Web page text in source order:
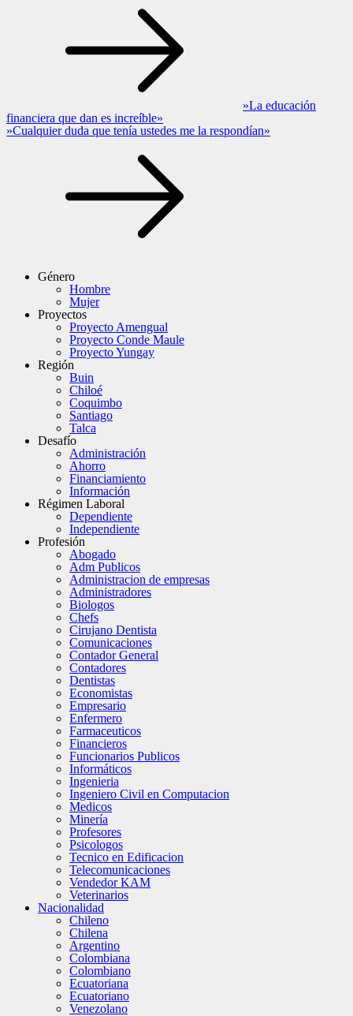
»La educación
financiera que dan es increíble»
»Cualquier duda que tenía ustedes me la respondían»
Género
Hombre
Mujer
Proyectos
Proyecto Amengual
Proyecto Conde Maule
Proyecto Yungay
Región
Buin
Chiloé
Coquimbo
Santiago
Talca
Desafío
Administración
Ahorro
Financiamiento
Información
Régimen Laboral
Dependiente
Independiente
Profesión
Abogado
Adm Publicos
Administracion de empresas
Administradores
Biologos
Chefs
Cirujano Dentista
Comunicaciones
Contador General
Contadores
Dentistas
Economistas
Empresario
Enfermero
Farmaceuticos
Financieros
Funcionarios Publicos
Informáticos
Ingenieria
Ingeniero Civil en Computacion
Medicos
Minería
Profesores
Psicologos
Tecnico en Edificacion
Telecomunicaciones
Vendedor KAM
Veterinarios
Nacionalidad
Chileno
Chilena
Argentino
Colombiana
Colombiano
Ecuatoriana
Ecuatoriano
Venezolano